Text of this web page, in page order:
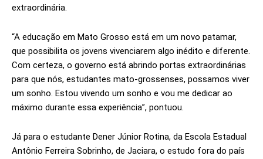
extraordinária.
“A educação em Mato Grosso está em um novo patamar,
que possibilita os jovens vivenciarem algo inédito e diferente.
Com certeza, o governo está abrindo portas extraordinárias
para que nós, estudantes mato-grossenses, possamos viver
um sonho. Estou vivendo um sonho e vou me dedicar ao
máximo durante essa experiência”, pontuou.
Já para o estudante Dener Júnior Rotina, da Escola Estadual
Antônio Ferreira Sobrinho, de Jaciara, o estudo fora do país